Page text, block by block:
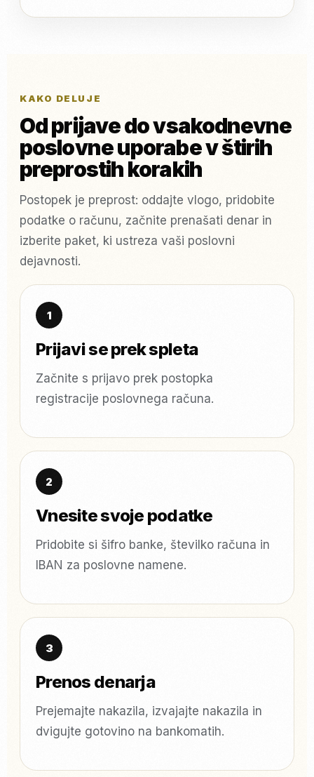
KAKO DELUJE
Od prijave do vsakodnevne
poslovne uporabe v štirih
preprostih korakih
Postopek je preprost: oddajte vlogo, pridobite
podatke o računu, začnite prenašati denar in
izberite paket, ki ustreza vaši poslovni
dejavnosti.
Prijavi se prek spleta
Začnite s prijavo prek postopka
registracije poslovnega računa.
Vnesite svoje podatke
Pridobite si šifro banke, številko računa in
IBAN za poslovne namene.
Prenos denarja
Prejemajte nakazila, izvajajte nakazila in
dvigujte gotovino na bankomatih.